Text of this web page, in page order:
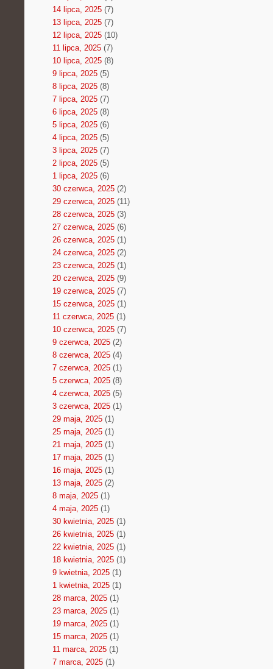
14 lipca, 2025(7)
13 lipca, 2025(7)
12 lipca, 2025(10)
11 lipca, 2025(7)
10 lipca, 2025(8)
9 lipca, 2025(5)
8 lipca, 2025(8)
7 lipca, 2025(7)
6 lipca, 2025(8)
5 lipca, 2025(6)
4 lipca, 2025(5)
3 lipca, 2025(7)
2 lipca, 2025(5)
1 lipca, 2025(6)
30 czerwca, 2025(2)
29 czerwca, 2025(11)
28 czerwca, 2025(3)
27 czerwca, 2025(6)
26 czerwca, 2025(1)
24 czerwca, 2025(2)
23 czerwca, 2025(1)
20 czerwca, 2025(9)
19 czerwca, 2025(7)
15 czerwca, 2025(1)
11 czerwca, 2025(1)
10 czerwca, 2025(7)
9 czerwca, 2025(2)
8 czerwca, 2025(4)
7 czerwca, 2025(1)
5 czerwca, 2025(8)
4 czerwca, 2025(5)
3 czerwca, 2025(1)
29 maja, 2025(1)
25 maja, 2025(1)
21 maja, 2025(1)
17 maja, 2025(1)
16 maja, 2025(1)
13 maja, 2025(2)
8 maja, 2025(1)
4 maja, 2025(1)
30 kwietnia, 2025(1)
26 kwietnia, 2025(1)
22 kwietnia, 2025(1)
18 kwietnia, 2025(1)
9 kwietnia, 2025(1)
1 kwietnia, 2025(1)
28 marca, 2025(1)
23 marca, 2025(1)
19 marca, 2025(1)
15 marca, 2025(1)
11 marca, 2025(1)
7 marca, 2025(1)